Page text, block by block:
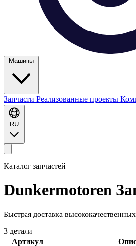
Машины
Запчасти Реализованные проекты
RU
Каталог запчастей
Dunkermotoren
Быстрая доставка
3 детали
Артикул